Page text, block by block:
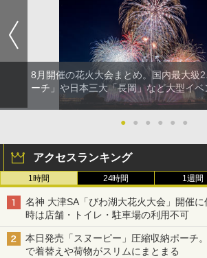
8月開催の花火大会まとめ。国内最大級
ーチ」や日本三大「長岡」など大型イベ
● ● ● ● ● ●
アクセスランキング
1時間 24時間 1週間
名神 大津SA「びわ湖大花火大会」開催
時は店舗・トイレ・駐車場の利用不可
本日発売「スヌーピー」圧縮収納ポーチ
で着替えや荷物がスリムにまとまる